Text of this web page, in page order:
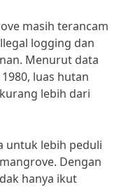
masih terancam
logging dan
Menurut data
luas hutan
lebih dari
untuk lebih peduli
Dengan
hanya ikut